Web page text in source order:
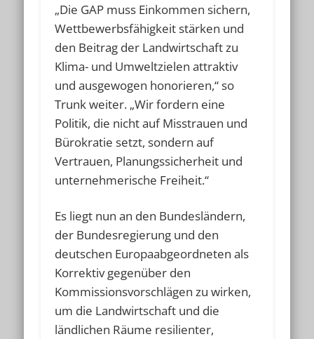
„Die GAP muss Einkommen sichern,
Wettbewerbsfähigkeit stärken und
den Beitrag der Landwirtschaft zu
Klima- und Umweltzielen attraktiv
und ausgewogen honorieren,“ so
Trunk weiter. „Wir fordern eine
Politik, die nicht auf Misstrauen und
Bürokratie setzt, sondern auf
Vertrauen, Planungssicherheit und
unternehmerische Freiheit.“
Es liegt nun an den Bundesländern,
der Bundesregierung und den
deutschen Europaabgeordneten als
Korrektiv gegenüber den
Kommissionsvorschlägen zu wirken,
um die Landwirtschaft und die
ländlichen Räume resilienter,